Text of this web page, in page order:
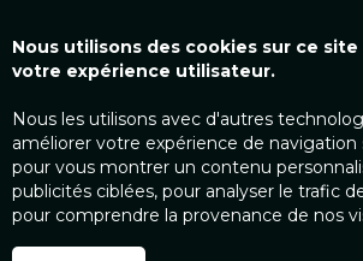
Nous utilisons des cookies sur ce
votre expérience utilisateur.
Nous les utilisons avec d'autres
améliorer votre expérience de navigation
pour vous montrer un contenu
publicités ciblées, pour analyser le trafic
pour comprendre la provenance de nos